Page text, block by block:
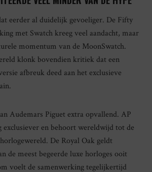
eerder al duidelijk gevoeliger. De Fifty
met Swatch kreeg veel aandacht, maar
momentum van de MoonSwatch.
klonk bovendien kritiek dat een
afbreuk deed aan het exclusieve
Audemars Piguet extra opvallend. AP
exclusiever en behoort wereldwijd tot de
De Royal Oak geldt
de meest begeerde luxe horloges ooit
voelt de samenwerking tegelijkertijd